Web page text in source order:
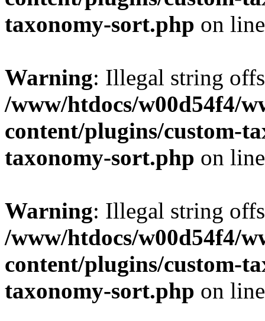
taxonomy-sort.php on
Warning: Illegal string
/www/htdocs/w00d54f4/
content/plugins/custom-
taxonomy-sort.php on
Warning: Illegal string
/www/htdocs/w00d54f4/
content/plugins/custom-
taxonomy-sort.php on